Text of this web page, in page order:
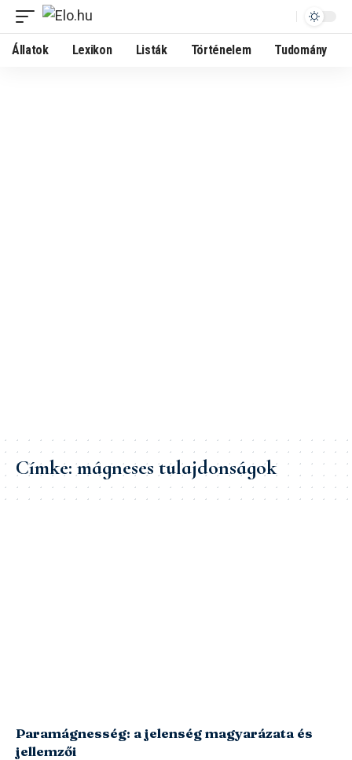
Állatok Lexikon Listák Történelem Tudomány
Címke:mágneses tulajdonságok
Paramágnesség: a jelenség magyarázata és
jellemzői